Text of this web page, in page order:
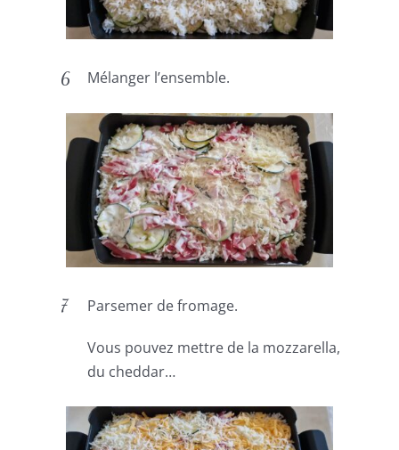
Mélanger l’ensemble.
Parsemer de fromage.
Vous pouvez mettre de la mozzarella,
du cheddar…